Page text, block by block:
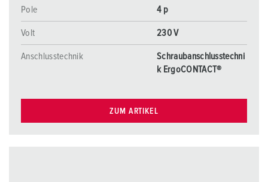
Pole 4 p
Volt 230 V
Anschlusstechnik
Schraubanschlusstechni
k ErgoCONTACT®
ZUM ARTIKEL